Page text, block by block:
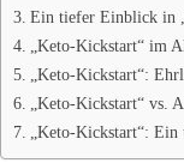
Ein tiefer Einblick in
„Keto-Kickstart“ im
„Keto-Kickstart“:
„Keto-Kickstart“ vs.
„Keto-Kickstart“: Ein